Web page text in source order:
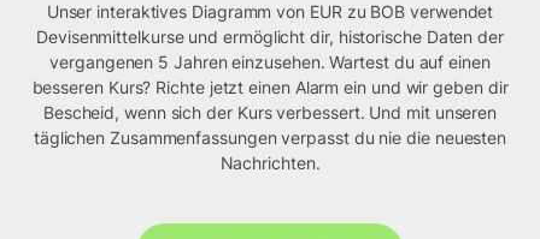
Unser interaktives Diagramm von EUR zu BOB verwendet
Devisenmittelkurse und ermöglicht dir, historische Daten der
vergangenen 5 Jahren einzusehen. Wartest du auf einen
besseren Kurs? Richte jetzt einen Alarm ein und wir geben dir
Bescheid, wenn sich der Kurs verbessert. Und mit unseren
täglichen Zusammenfassungen verpasst du nie die neuesten
Nachrichten.